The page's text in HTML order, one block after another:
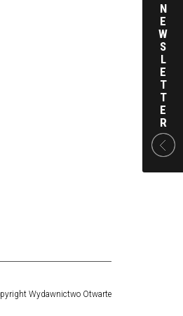
Wydawnictwo Otwarte
N
E
W
S
L
E
T
T
E
R